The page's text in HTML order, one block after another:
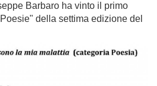
Barbaro ha vinto il primo
della settima edizione del